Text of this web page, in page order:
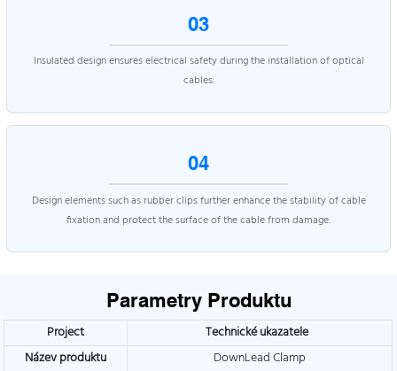
03
Insulated design ensures electrical safety during the installation of optical
cables.
04
Design elements such as rubber clips further enhance the stability of cable
fixation and protect the surface of the cable from damage.
Parametry Produktu
Project
Technické ukazatele
Název produktu
DownLead Clamp